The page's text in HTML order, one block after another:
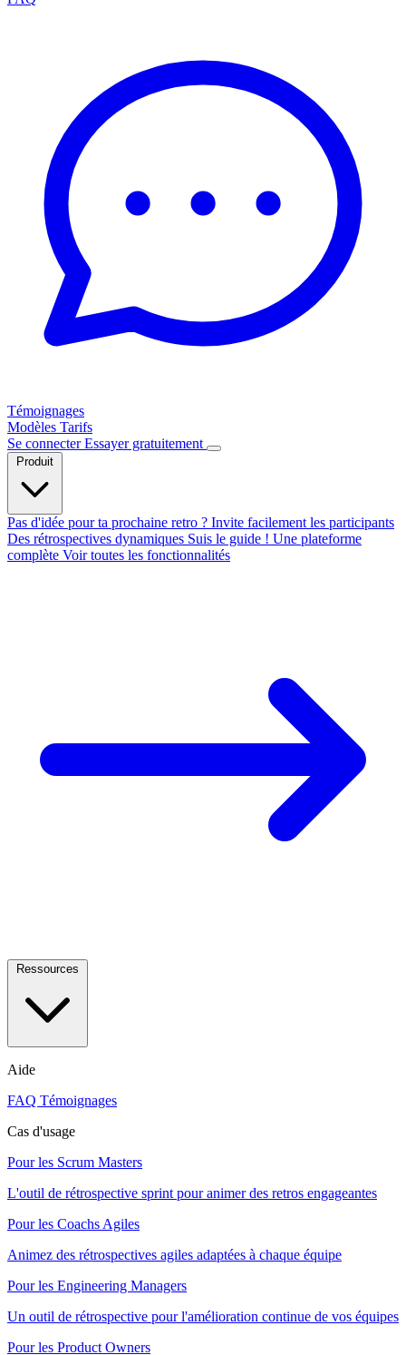
Témoignages
Modèles Tarifs
Se connecterEssayer gratuitement
Pas d'idée pour ta prochaine retro ? Invite facilement les participants
Des rétrospectives dynamiques Suis le guide ! Une plateforme
complète Voir toutes les fonctionnalités
Aide
FAQ Témoignages
Cas d'usage
Pour les Scrum Masters
L'outil de rétrospective sprint pour animer des retros engageantes
Pour les Coachs Agiles
Animez des rétrospectives agiles adaptées à chaque équipe
Pour les Engineering Managers
Un outil de rétrospective pour l'amélioration continue de vos équipes
Pour les Product Owners